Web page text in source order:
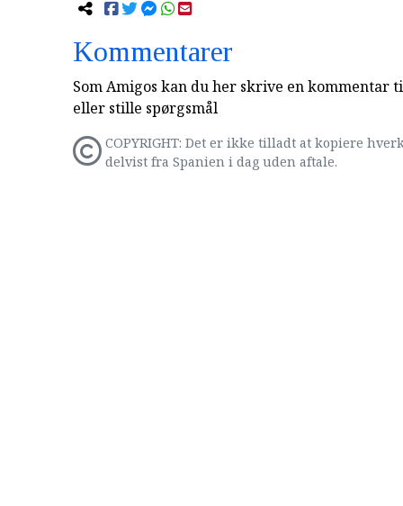
Kommentarer
Som Amigos kan du her skrive en kommentar
eller stille spørgsmål
COPYRIGHT: Det er ikke tilladt at kopiere
delvist fra Spanien i dag uden aftale.